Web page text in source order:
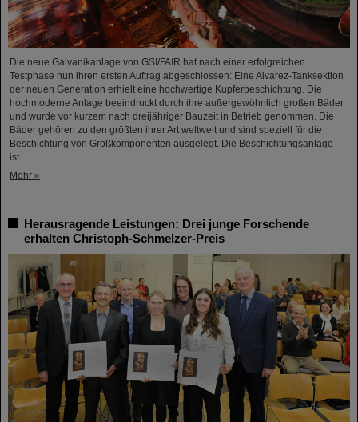
Die neue Galvanikanlage von GSI/FAIR hat nach einer erfolgreichen
Testphase nun ihren ersten Auftrag abgeschlossen: Eine Alvarez-Tanksektion
der neuen Generation erhielt eine hochwertige Kupferbeschichtung. Die
hochmoderne Anlage beeindruckt durch ihre außergewöhnlich großen Bäder
und wurde vor kurzem nach dreijähriger Bauzeit in Betrieb genommen. Die
Bäder gehören zu den größten ihrer Art weltweit und sind speziell für die
Beschichtung von Großkomponenten ausgelegt. Die Beschichtungsanlage
ist…
Mehr »
Herausragende Leistungen: Drei junge Forschende
erhalten Christoph-Schmelzer-Preis